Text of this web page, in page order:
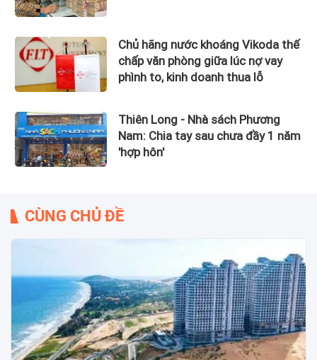
Chủ hãng nước khoáng Vikoda thế
chấp văn phòng giữa lúc nợ vay
phình to, kinh doanh thua lỗ
Thiên Long - Nhà sách Phương
Nam: Chia tay sau chưa đầy 1 năm
'hợp hôn'
CÙNG CHỦ ĐỀ